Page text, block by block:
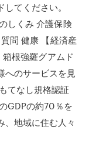
てください。
しくみ 介護保険
問 健康 【経済産
根強羅グアムド
へのサービスを見
てなし規格認証
GDPの約70％を
、地域に住む人々